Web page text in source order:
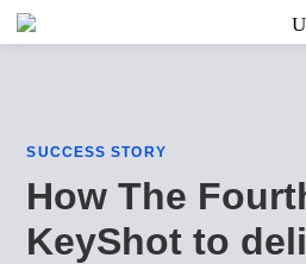
SUCCESS STORY
How The
KeyShot to